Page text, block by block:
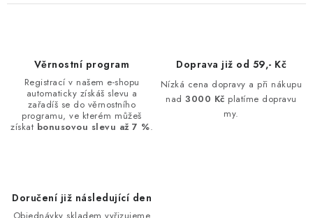
Věrnostní program
Registrací v našem e-shopu
automaticky získáš slevu a
zařadíš se do věrnostního
programu, ve kterém můžeš
získat bonusovou slevu až 7 %.
Doprava již od 59,- Kč
Nízká cena dopravy a při nákupu
nad3000 Kč platíme dopravu
my.
Doručení již následující den